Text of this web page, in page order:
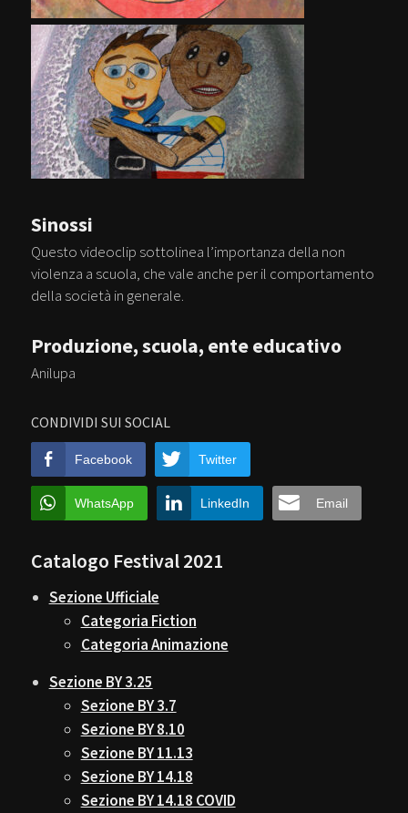
Sinossi
Questo videoclip sottolinea l’importanza della non
violenza a scuola, che vale anche per il comportamento
della società in generale.
CONDIVIDI SUI SOCIAL
Facebook Twitter
WhatsApp LinkedIn Email
Produzione, scuola, ente educativo
Anilupa
Catalogo Festival 2021
Sezione Ufficiale
Categoria Fiction
Categoria Animazione
Sezione BY 3.25
Sezione BY 3.7
Sezione BY 8.10
Sezione BY 11.13
Sezione BY 14.18
Sezione BY 14.18 COVID